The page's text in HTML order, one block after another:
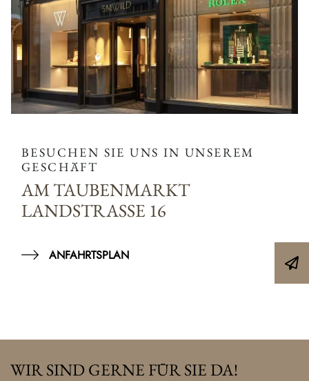
BESUCHEN SIE UNS IN UNSEREM
GESCHÄFT
AM TAUBENMARKT
LANDSTRASSE 16
ANFAHRTSPLAN
WIR SIND GERNE FÜR SIE DA!